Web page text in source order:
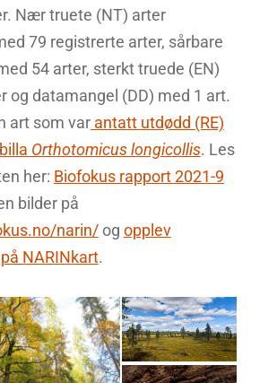
Nær truete (NT) arter
79 registrerte arter, sårbare
54 arter, sterkt truede (EN)
og datamangel (DD) med 1 art.
art som varantatt utdødd (RE)
Orthotomicus longicollis. Les
her: Biofokus rapport 2021-9
bilder på
narin/og opplev
NARINkart.